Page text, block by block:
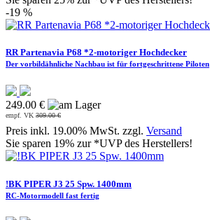
-19 %
RR Partenavia P68 *2-motoriger Hochdecker
Der vorbildähnliche Nachbau ist für fortgeschrittene Piloten
249.00 €
empf. VK 309.00 €
Preis inkl. 19.00% MwSt. zzgl. Versand
Sie sparen 19% zur *UVP des Herstellers!
!BK PIPER J3 25 Spw. 1400mm
RC-Motormodell fast fertig